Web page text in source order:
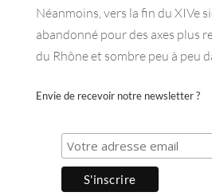
Néanmoins, vers la fin du XIVe
abandonné pour des axes plus
du Rhône et sombre peu à peu
Envie de recevoir notre newsletter ?